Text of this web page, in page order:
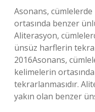
Asonans,
ortasında benzer
Aliterasyon,
ünsüz harflerin
2016Asonans,
kelimelerin
tekrarlanmasıdır.
yakın olan benzer